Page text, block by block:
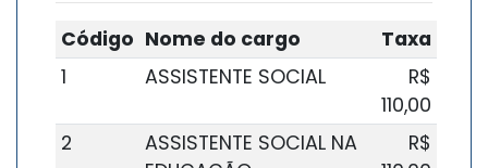
Código Nome do cargo
Taxa
1
ASSISTENTE SOCIAL
R$
110,00
2
ASSISTENTE SOCIAL NA
R$